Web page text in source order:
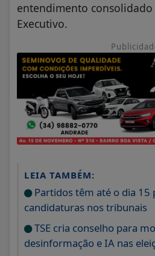
entendimento consolidado
Executivo.
LEIA TAMBÉM:
Partidos têm até o dia 15
candidaturas nos tribunais
TSE cria conselho para
desinformação e IA nas